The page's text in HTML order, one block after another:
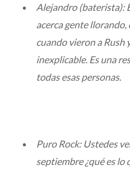
Alejandro (baterista):
acerca gente
cuando vieron a Rush
inexplicable. Es una
todas esas personas.
Puro Rock: Ustedes
septiembre ¿qué es lo